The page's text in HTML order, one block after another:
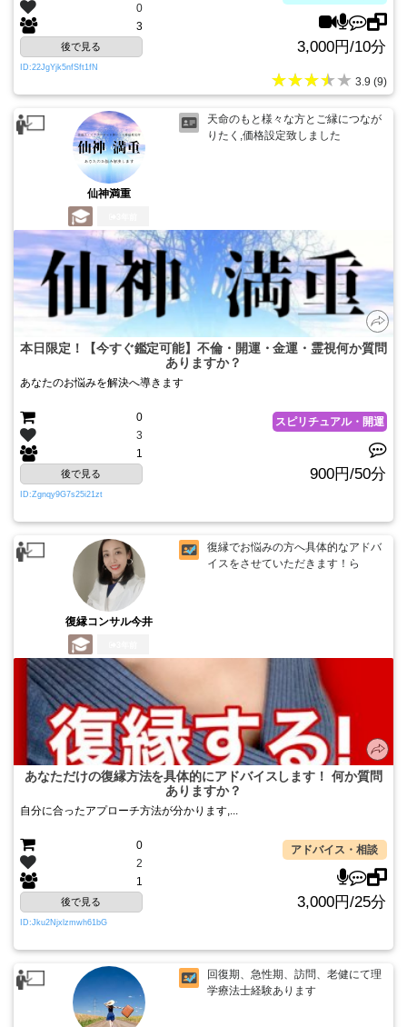
0
3
後で見る 3,000円/10分
ID:22JgYjk5nfSft1fN
★★★★★ 3.9 (9)
仙神満重
天命のもと様々な方とご縁につなが
りたく,価格設定致しました
本日限定！【今すぐ鑑定可能】不倫・開運・金運・霊視何か質問
ありますか？
あなたのお悩みを解決へ導きます
0
3
1
スピリチュアル・開運
後で見る 900円/50分
ID:Zgnqy9G7s25i21zt
復縁コンサル今井
復縁でお悩みの方へ具体的なアドバ
イスをさせていただきます！ら
あなただけの復縁方法を具体的にアドバイスします！ 何か質問
ありますか？
自分に合ったアプローチ方法が分かります,...
0
2
1
アドバイス・相談
後で見る 3,000円/25分
ID:Jku2Njxlzmwh61bG
回復期、急性期、訪問、老健にて理
学療法士経験あります